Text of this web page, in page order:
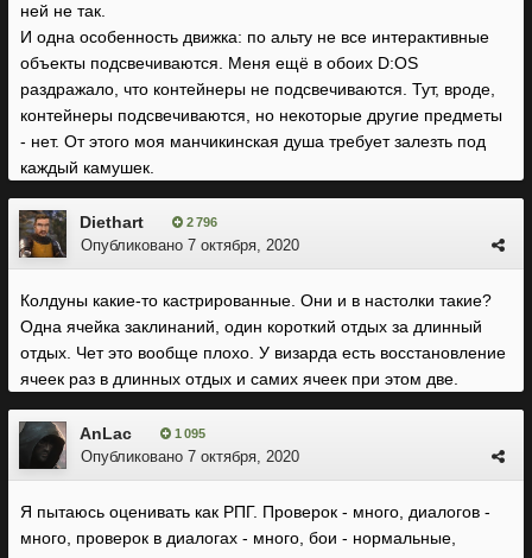
ней не так.
И одна особенность движка: по альту не все интерактивные
объекты подсвечиваются. Меня ещё в обоих D:OS
раздражало, что контейнеры не подсвечиваются. Тут, вроде,
контейнеры подсвечиваются, но некоторые другие предметы
- нет. От этого моя манчикинская душа требует залезть под
каждый камушек.
Diethart 2 796
Опубликовано 7 октября, 2020
Колдуны какие-то кастрированные. Они и в настолки такие?
Одна ячейка заклинаний, один короткий отдых за длинный
отдых. Чет это вообще плохо. У визарда есть восстановление
ячеек раз в длинных отдых и самих ячеек при этом две.
AnLac 1 095
Опубликовано 7 октября, 2020
Я пытаюсь оценивать как РПГ. Проверок - много, диалогов -
много, проверок в диалогах - много, бои - нормальные,